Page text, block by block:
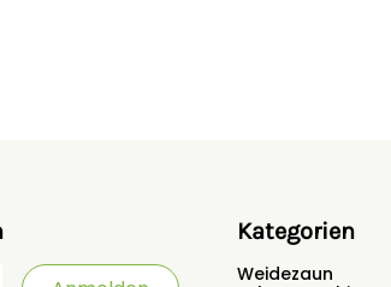
Kategorien
Weidezaun